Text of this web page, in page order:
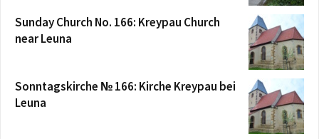
Sunday Church No. 166: Kreypau Church
near Leuna
Sonntagskirche № 166: Kirche Kreypau bei
Leuna